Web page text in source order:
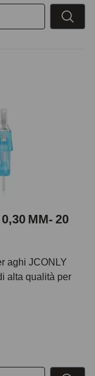
MM- 20
aghi JCONLY
alta qualità per